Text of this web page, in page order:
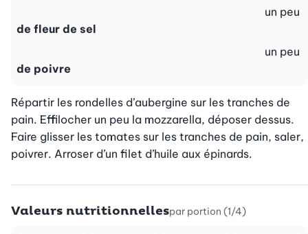
de fleur de sel
un peu
de poivre
un peu
Répartir les rondelles d’aubergine sur les tranches de
pain. Effilocher un peu la mozzarella, déposer dessus.
Faire glisser les tomates sur les tranches de pain, saler,
poivrer. Arroser d’un filet d’huile aux épinards.
Valeurs nutritionnellespar portion (1/4)